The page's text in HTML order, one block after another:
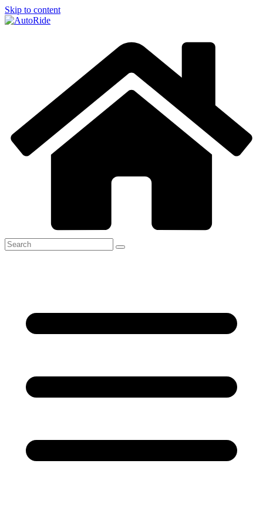
Skip to content